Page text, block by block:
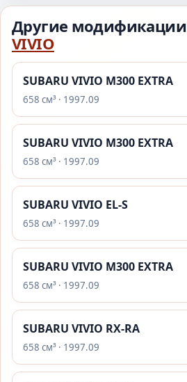
Другие модификации
VIVIO
SUBARU VIVIO M300 EXTRA
658 см³ · 1997.09
SUBARU VIVIO M300 EXTRA
658 см³ · 1997.09
SUBARU VIVIO EL-S
658 см³ · 1997.09
SUBARU VIVIO M300 EXTRA
658 см³ · 1997.09
SUBARU VIVIO RX-RA
658 см³ · 1997.09